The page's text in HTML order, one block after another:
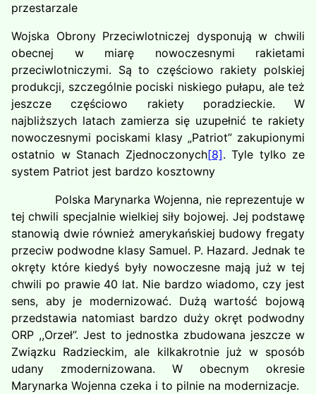
przestarzale
Wojska Obrony Przeciwlotniczej dysponują w chwili
obecnej w miarę nowoczesnymi rakietami
przeciwlotniczymi. Są to częściowo rakiety polskiej
produkcji, szczególnie pociski niskiego pułapu, ale też
jeszcze częściowo rakiety poradzieckie. W
najbliższych latach zamierza się uzupełnić te rakiety
nowoczesnymi pociskami klasy „Patriot” zakupionymi
ostatnio w Stanach Zjednoczonych[8]. Tyle tylko ze
system Patriot jest bardzo kosztowny
Polska Marynarka Wojenna, nie reprezentuje w
tej chwili specjalnie wielkiej siły bojowej. Jej podstawę
stanowią dwie również amerykańskiej budowy fregaty
przeciw podwodne klasy Samuel. P. Hazard. Jednak te
okręty które kiedyś były nowoczesne mają już w tej
chwili po prawie 40 lat. Nie bardzo wiadomo, czy jest
sens, aby je modernizować. Dużą wartość bojową
przedstawia natomiast bardzo duży okręt podwodny
ORP ,,Orzeł”. Jest to jednostka zbudowana jeszcze w
Związku Radzieckim, ale kilkakrotnie już w sposób
udany zmodernizowana. W obecnym okresie
Marynarka Wojenna czeka i to pilnie na modernizacje.